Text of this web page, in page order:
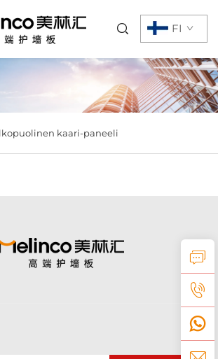
FI
kaari-paneeli